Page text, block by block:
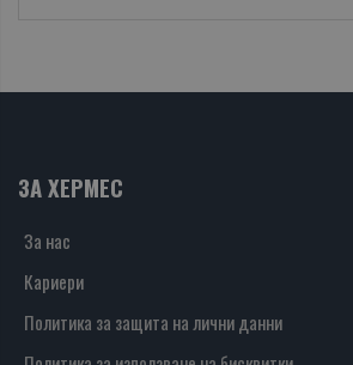
ЗА ХЕРМЕС
За нас
Кариери
Политика за защита на лични данни